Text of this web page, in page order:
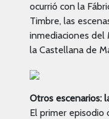
ocurrió con la
Timbre, las
inmediaciones del
la Castellana de
Otros escenarios:
El primer episodio